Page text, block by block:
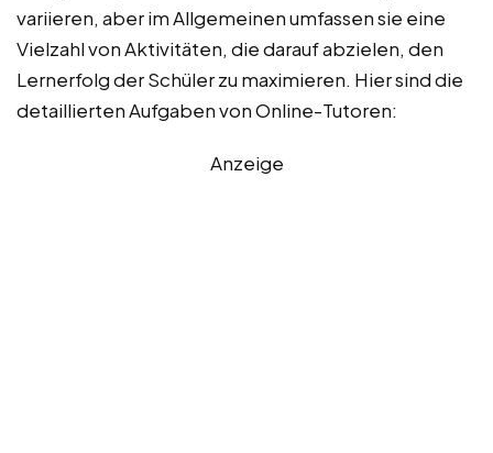
variieren, aber im Allgemeinen umfassen sie eine
Vielzahl von Aktivitäten, die darauf abzielen, den
Lernerfolg der Schüler zu maximieren. Hier sind die
detaillierten Aufgaben von Online-Tutoren:
Anzeige